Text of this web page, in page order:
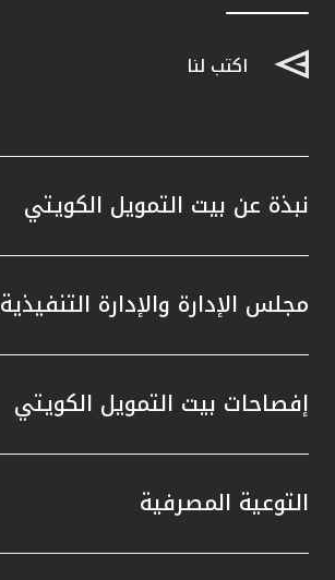
خدمات ما بعد البيع
اتصل بنا
مواقع الفروع وأجهزة الصرف الآلي
ألمانيا
تركيا
مصر
اكتب لنا
نبذة عن بيت التمويل الكويتي
مجلس الإدارة والإدارة التنفيذية
إفصاحات بيت التمويل الكويتي
التوعية المصرفية